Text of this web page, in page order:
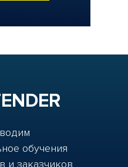
обучения
и заказчиков